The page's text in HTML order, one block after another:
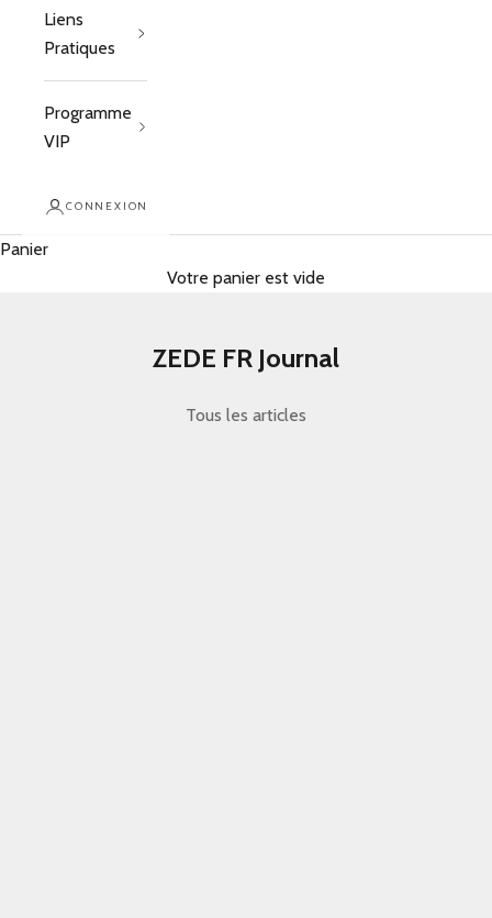
Liens
Pratiques
Programme
VIP
CONNEXION
Panier
Votre panier est vide
ZEDE FR Journal
Tous les articles